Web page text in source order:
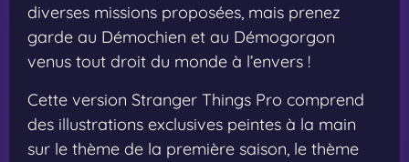
diverses missions proposées, mais prenez
garde au Démochien et au Démogorgon
venus tout droit du monde à l’envers !
Cette version Stranger Things Pro comprend
des illustrations exclusives peintes à la main
sur le thème de la première saison, le thème